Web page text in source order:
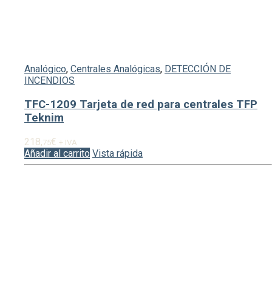
Analógico, Centrales Analógicas, DETECCIÓN DE
INCENDIOS
TFC-1209 Tarjeta de red para centrales TFP
Teknim
218,75€ + IVA
Añadir al carrito Vista rápida